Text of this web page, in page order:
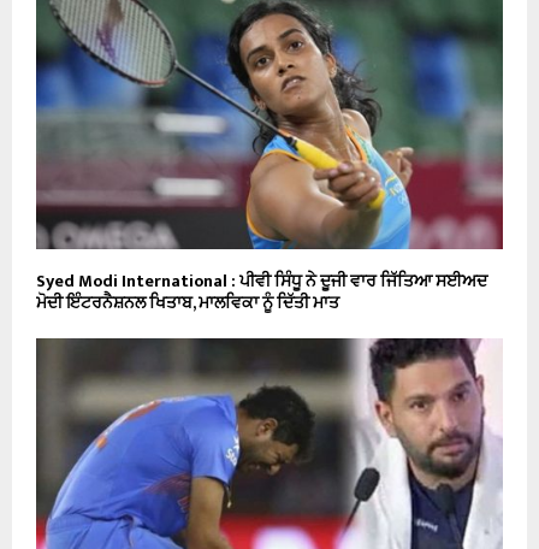
Syed Modi International : ਪੀਵੀ ਸਿੰਧੂ ਨੇ ਦੂਜੀ ਵਾਰ ਜਿੱਤਿਆ ਸਈਅਦ
ਮੋਦੀ ਇੰਟਰਨੈਸ਼ਨਲ ਖਿਤਾਬ, ਮਾਲਵਿਕਾ ਨੂੰ ਦਿੱਤੀ ਮਾਤ